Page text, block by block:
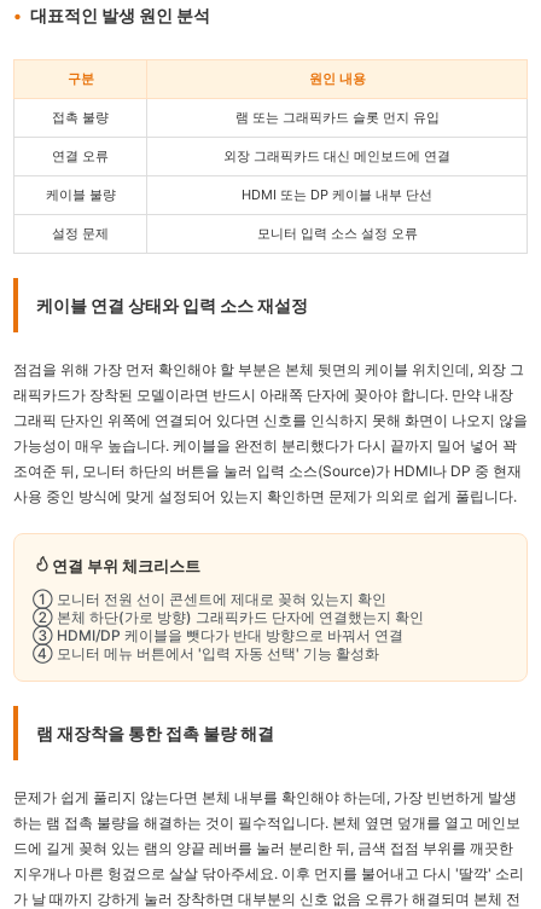
대표적인 발생 원인 분석
구분 원인 내용
접촉 불량 램 또는 그래픽카드 슬롯 먼지 유입
연결 오류 외장 그래픽카드 대신 메인보드에 연결
케이블 불량 HDMI 또는 DP 케이블 내부 단선
설정 문제 모니터 입력 소스 설정 오류
케이블 연결 상태와 입력 소스 재설정
점검을 위해 가장 먼저 확인해야 할 부분은 본체 뒷면의 케이블 위치인데, 외장 그
래픽카드가 장착된 모델이라면 반드시 아래쪽 단자에 꽂아야 합니다. 만약 내장
그래픽 단자인 위쪽에 연결되어 있다면 신호를 인식하지 못해 화면이 나오지 않을
가능성이 매우 높습니다. 케이블을 완전히 분리했다가 다시 끝까지 밀어 넣어 꽉
조여준 뒤, 모니터 하단의 버튼을 눌러 입력 소스(Source)가 HDMI나 DP 중 현재
사용 중인 방식에 맞게 설정되어 있는지 확인하면 문제가 의외로 쉽게 풀립니다.
연결 부위 체크리스트
① 모니터 전원 선이 콘센트에 제대로 꽂혀 있는지 확인
② 본체 하단(가로 방향) 그래픽카드 단자에 연결했는지 확인
③ HDMI/DP 케이블을 뺏다가 반대 방향으로 바꿔서 연결
④ 모니터 메뉴 버튼에서 '입력 자동 선택' 기능 활성화
램 재장착을 통한 접촉 불량 해결
문제가 쉽게 풀리지 않는다면 본체 내부를 확인해야 하는데, 가장 빈번하게 발생
하는 램 접촉 불량을 해결하는 것이 필수적입니다. 본체 옆면 덮개를 열고 메인보
드에 길게 꽂혀 있는 램의 양끝 레버를 눌러 분리한 뒤, 금색 접점 부위를 깨끗한
지우개나 마른 헝겊으로 살살 닦아주세요. 이후 먼지를 불어내고 다시 '딸깍' 소리
가 날 때까지 강하게 눌러 장착하면 대부분의 신호 없음 오류가 해결되며 본체 전